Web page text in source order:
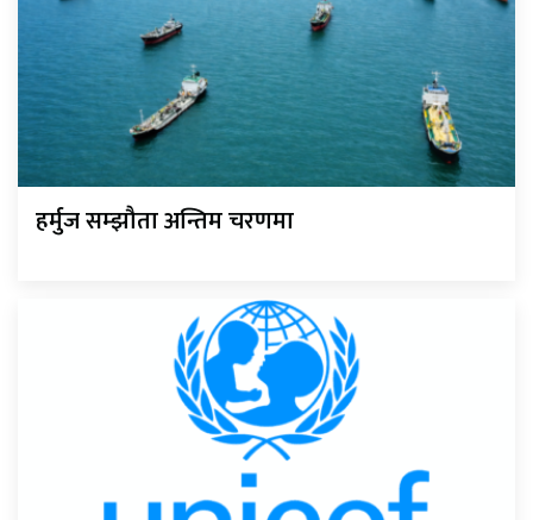
हर्मुज सम्झौता अन्तिम चरणमा